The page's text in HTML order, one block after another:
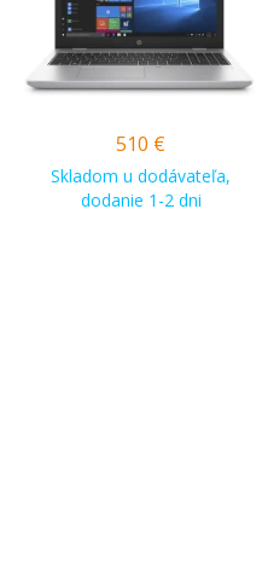
510 €
Skladom u dodávateľa,
dodanie 1-2 dni